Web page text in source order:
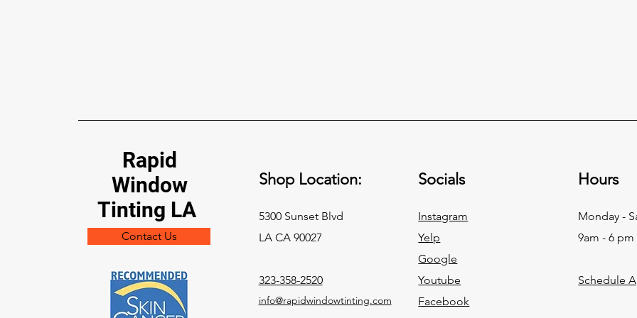
완벽한 XPEL 오너 가이드
XPEL로 로스앤젤레스에서 혼다를
보호하세요: 세라믹 윈도우 틴팅,
페인트 보호 필름, 세라믹 코팅. 캘
리포니아 틴팅 법규, 시빅·어코드
·CR-V·파일럿·프롤로그 등 모델별
팁, 가격과 예약.
려하는 다섯 개 상업용 윈도우 필
SelectPro, XPEL Vision, Solar
대한 2026 정직한 비교와 Title 24
추천 프레임워크.
가장
지
Rapid
Window
Tinting LA
Contact Us
Shop Location:
5300 Sunset Blvd
LA CA 90027
323-358-2520
info@rapidwindowtinting.com
Socials
Instagram
Yelp
Google
Youtube
Facebook
Hours
Monday -
9am - 6 pm
Schedule